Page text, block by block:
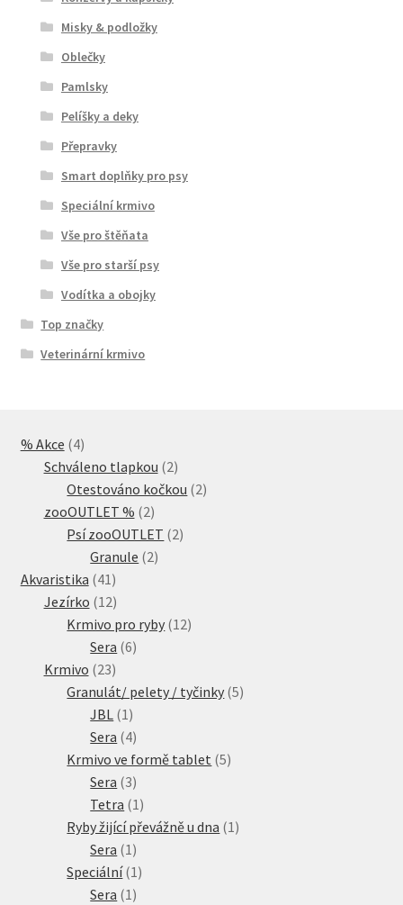
Misky & podložky
Oblečky
Pamlsky
Pelíšky a deky
Přepravky
Smart doplňky pro psy
Speciální krmivo
Vše pro štěňata
Vše pro starší psy
Vodítka a obojky
Top značky
Veterinární krmivo
% Akce 44
produkty
Schváleno tlapkou 22
produkty
Otestováno kočkou 22
zooOUTLET % 22
produkty
Psí zooOUTLET 22
Granule 22
Akvaristika 41 41
produktů
Jezírko 1212
produktů
Krmivo pro ryby 1212
Sera 66
Krmivo 2323
produktů
Granulát/ pelety / tyčinky 55
JBL 1 1
produkt
Sera 44
produkty
Krmivo ve formě tablet 55
Sera 33
produkty
Tetra 1 1
produkt
Ryby žijící převážně u dna 1 1
Sera 1 1
produkt
Speciální 1 1
Sera 1 1